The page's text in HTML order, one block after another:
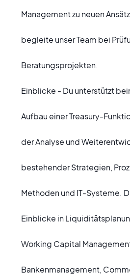
Management zu neuen
begleite unser Team bei
Beratungsprojekten.
Einblicke - Du unterstützt
Aufbau einer Treasury-
der Analyse und
bestehender Strategien,
Methoden und IT-Systeme.
Einblicke in
Working Capital
Bankenmanagement,